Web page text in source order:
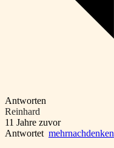
Antworten
Reinhard
11 Jahre zuvor
Antwortet mehrnachdenken